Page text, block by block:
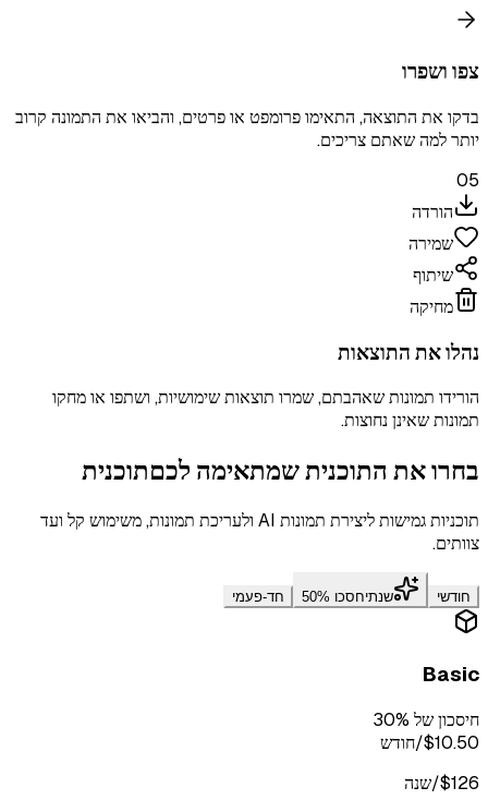
צפו ושפרו
בדקו את התוצאה, התאימו פרומפט או פרטים, והביאו את התמונה קרוב
יותר למה שאתם צריכים.
05
הורדה
שמירה
שיתוף
מחיקה
נהלו את התוצאות
הורידו תמונות שאהבתם, שמרו תוצאות שימושיות, ושתפו או מחקו
תמונות שאינן נחוצות.
בחרו את התוכנית שמתאימה לכםתוכנית
תוכניות גמישות ליצירת תמונות AI ולעריכת תמונות, משימוש קל ועד
צוותים.
חודשי שנתיחסכו 50% חד-פעמי
Basic
חיסכון של 30%
$10.50/חודש
$126/שנה